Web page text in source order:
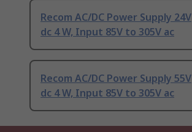
Recom AC/DC Power Supply 24V
dc 4 W, Input 85V to 305V ac
Recom AC/DC Power Supply 55V
dc 4 W, Input 85V to 305V ac